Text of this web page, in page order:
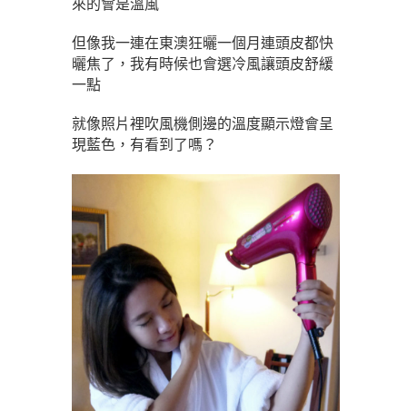
來的會是溫風
但像我一連在東澳狂曬一個月連頭皮都快
曬焦了，我有時候也會選冷風讓頭皮舒緩
一點
就像照片裡吹風機側邊的溫度顯示燈會呈
現藍色，有看到了嗎？